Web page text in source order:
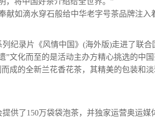
如滴水穿石般给中华老字号茶品牌注入
纪录片《风情中国》(海外版)走进了联
文化而至的是活动主办方精心挑选的中
成的全新兰花香花茶，其精美的包装和
供了150万袋袋泡茶，并独家运营奥运媒